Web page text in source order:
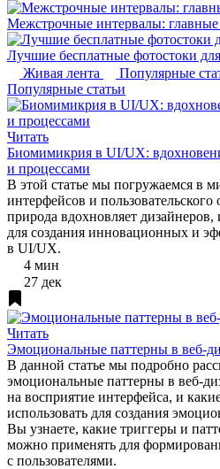
Межстрочные интервалы: главные
Лучшие бесплатные фотостоки
Живая лента
Популярные
Популярные статьи
Читать
Биомимикрия в UI/UX:
и процессами
В этой статье мы погружаемся в
интерфейсов и
природа вдохновляет
для создания инновационных и
в UI/UX.
4 мин
27 дек
Читать
Эмоциональные паттерны в веб-
В данной статье мы подробно
эмоциональные паттерны в веб-
на восприятие интерфейса, и
использовать для создания
Вы узнаете, какие триггеры и
можно применять для
с пользователями.